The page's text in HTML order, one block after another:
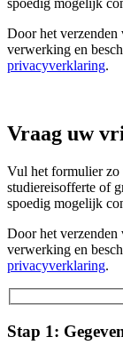
Door het verzenden
verwerking en
privacyverklaring.
Vraag uw
Vul het formulier
studiereisofferte of
spoedig mogelijk
Door het verzenden
verwerking en
privacyverklaring.
Stap 1: